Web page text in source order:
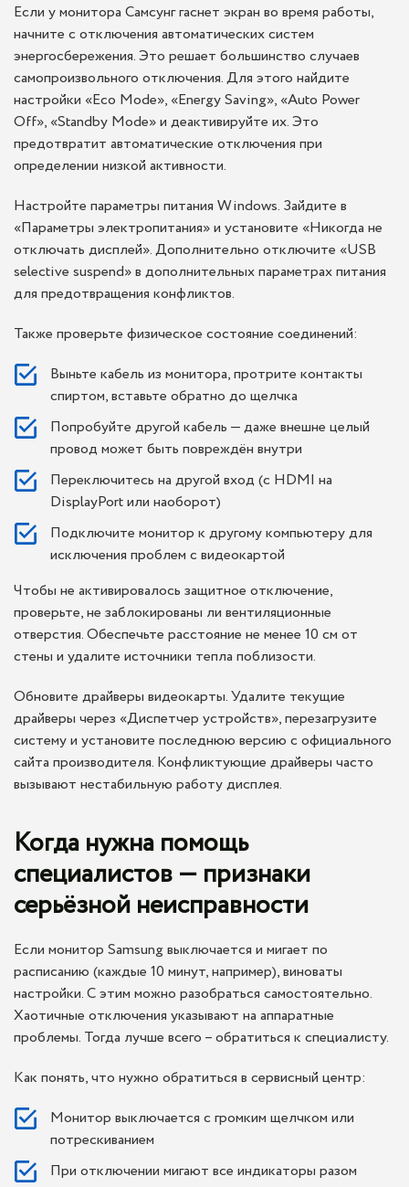
Если у монитора Самсунг гаснет экран во время работы,
начните с отключения автоматических систем
энергосбережения. Это решает большинство случаев
самопроизвольного отключения. Для этого найдите
настройки «Eco Mode», «Energy Saving», «Auto Power
Off», «Standby Mode» и деактивируйте их. Это
предотвратит автоматические отключения при
определении низкой активности.
Настройте параметры питания Windows. Зайдите в
«Параметры электропитания» и установите «Никогда не
отключать дисплей». Дополнительно отключите «USB
selective suspend» в дополнительных параметрах питания
для предотвращения конфликтов.
Также проверьте физическое состояние соединений:
Выньте кабель из монитора, протрите контакты
спиртом, вставьте обратно до щелчка
Попробуйте другой кабель — даже внешне целый
провод может быть повреждён внутри
Переключитесь на другой вход (с HDMI на
DisplayPort или наоборот)
Подключите монитор к другому компьютеру для
исключения проблем с видеокартой
Чтобы не активировалось защитное отключение,
проверьте, не заблокированы ли вентиляционные
отверстия. Обеспечьте расстояние не менее 10 см от
стены и удалите источники тепла поблизости.
Обновите драйверы видеокарты. Удалите текущие
драйверы через «Диспетчер устройств», перезагрузите
систему и установите последнюю версию с официального
сайта производителя. Конфликтующие драйверы часто
вызывают нестабильную работу дисплея.
Когда нужна помощь
специалистов — признаки
серьёзной неисправности
Если монитор Samsung выключается и мигает по
расписанию (каждые 10 минут, например), виноваты
настройки. С этим можно разобраться самостоятельно.
Хаотичные отключения указывают на аппаратные
проблемы. Тогда лучше всего – обратиться к специалисту.
Как понять, что нужно обратиться в сервисный центр:
Монитор выключается с громким щелчком или
потрескиванием
При отключении мигают все индикаторы разом